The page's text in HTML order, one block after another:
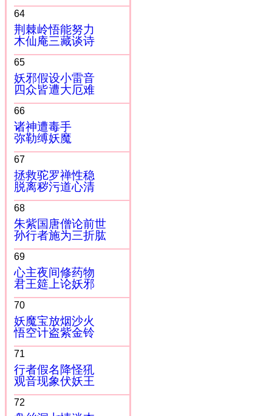
64
荆棘岭悟能努力
木仙庵三藏谈诗
65
妖邪假设小雷音
四众皆遭大厄难
66
诸神遭毒手
弥勒缚妖魔
67
拯救驼罗禅性稳
脱离秽污道心清
68
朱紫国唐僧论前世
孙行者施为三折肱
69
心主夜间修药物
君王筵上论妖邪
70
妖魔宝放烟沙火
悟空计盗紫金铃
71
行者假名降怪犼
观音现象伏妖王
72